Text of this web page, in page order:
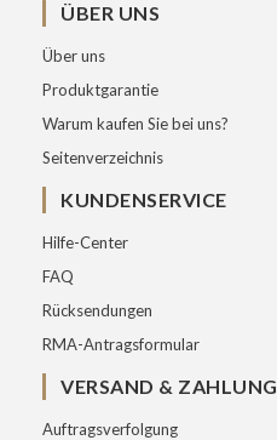
ÜBER UNS
Über uns
Produktgarantie
Warum kaufen Sie bei uns?
Seitenverzeichnis
KUNDENSERVICE
Hilfe-Center
FAQ
Rücksendungen
RMA-Antragsformular
VERSAND & ZAHLUNG
Auftragsverfolgung